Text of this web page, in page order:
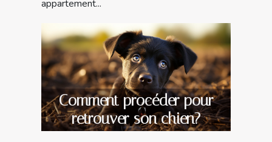
appartement...
Comment procéder pour
retrouver son chien?